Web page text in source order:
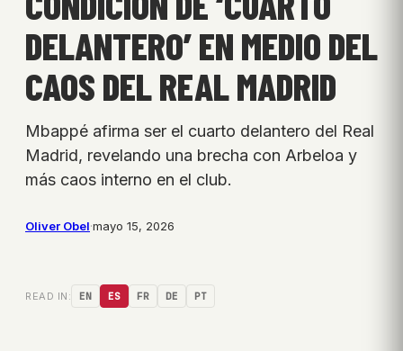
DELANTERO’ EN MEDIO DEL
CAOS DEL REAL MADRID
Mbappé afirma ser el cuarto delantero del Real
Madrid, revelando una brecha con Arbeloa y
más caos interno en el club.
Oliver Obel·mayo 15, 2026
READ IN: EN ES FR DE PT